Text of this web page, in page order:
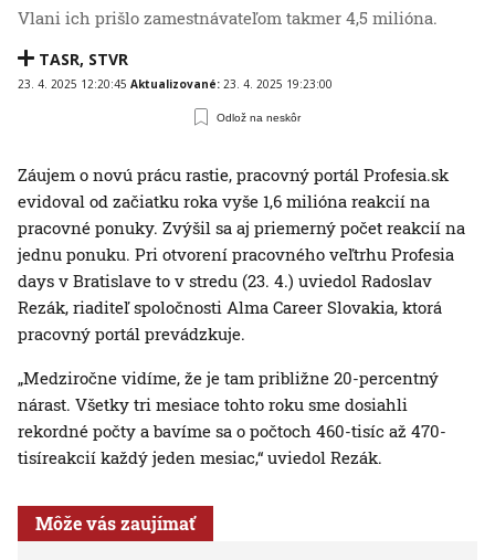
Vlani ich prišlo zamestnávateľom takmer 4,5 milióna.
TASR, STVR
23. 4. 2025 12:20:45 Aktualizované: 23. 4. 2025 19:23:00
Odlož na neskôr
Záujem o novú prácu rastie, pracovný portál Profesia.sk
evidoval od začiatku roka vyše 1,6 milióna reakcií na
pracovné ponuky. Zvýšil sa aj priemerný počet reakcií na
jednu ponuku. Pri otvorení pracovného veľtrhu Profesia
days v Bratislave to v stredu (23. 4.) uviedol Radoslav
Rezák, riaditeľ spoločnosti Alma Career Slovakia, ktorá
pracovný portál prevádzkuje.
„Medziročne vidíme, že je tam približne 20-percentný
nárast. Všetky tri mesiace tohto roku sme dosiahli
rekordné počty a bavíme sa o počtoch 460-tisíc až 470-
tisíreakcií každý jeden mesiac,“ uviedol Rezák.
Môže vás zaujímať